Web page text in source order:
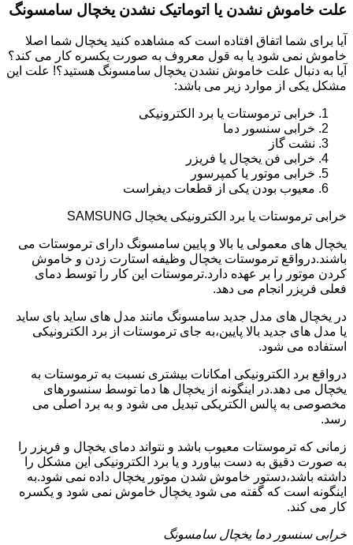
علت خاموش نشدن یا اتوماتیک نشدن یخچال سامسونگ
آیا برای شما اتفاق افتاده است که مشاهده کنید یخچال شما اصلا
خاموش نمی شود یا به قول معروف به صورت یکسره کار می کند؟
آیا به دنبال علت خاموش نشدن یخچال سامسونگ هستید؟! علت این
مشکل یکی از موارد زیر می باشد:
خرابی ترموستات یا برد الکترونیکی
خرابی سنسور دما
نشت گاز
خرابی فن یخچال یا فریزر
خرابی موتور یا کمپرسور
معیوب بودن یکی از قطعات دیفراست
خرابی ترموستات یا برد الکترونیکی یخچال SAMSUNG
یخچال های معمولی یا بالا و پایین سامسونگ دارای ترموستات می
باشند.درواقع ترموستات یخچال وظیفه استارت زدن و خاموش
کردن موتور را بر عهده دارد.ترموستات این کار را توسط دمای
فعلی فریزر انجام می دهد.
در یخچال های مدل جدید سامسونگ مانند مدل های ساید بای ساید
یا مدل های جدید بالا پایین،به جای ترموستات از برد الکترونیکی
استفاده می شود.
درواقع برد الکترونیکی امکانات بیشتری نسبت به ترموستات به
یخچال می دهد.در اینگونه از یخچال ها دما توسط سنسورهای
مخصوصی به پالس الکتریکی تبدیل می شود و به برد اصلی می
رسد.
زمانی که ترموستات معیوب باشد و نتواند دمای یخچال و فریزر را
به صورت دقیق به دست بیاورد و یا برد الکترونیکی این مشکل را
داشته باشد،دستور خاموش شدن موتور یخچال داده نمی شود.به
اینگونه است که گفته می شود یخچال خاموش نمی شود و یکسره
کار می کند.
خرابی سنسور دما یخچال سامسونگ